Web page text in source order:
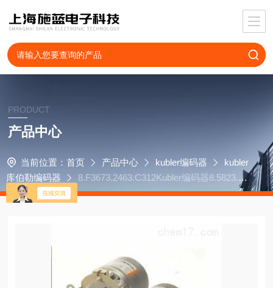
PRODUCT
产品中心
当前位置： 首页 产品中心 kubler编码器
kubler
库伯勒编码器
8.F3673.2463.C312Kubler编码器8.5823.38
31.1024